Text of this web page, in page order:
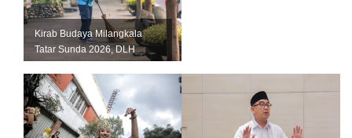
Kirab Budaya Milangkala
Tatar Sunda 2026, DLH
Petugas Keber...